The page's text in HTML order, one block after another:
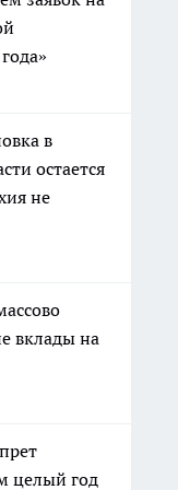
в
остается
не
вклады на
целый год